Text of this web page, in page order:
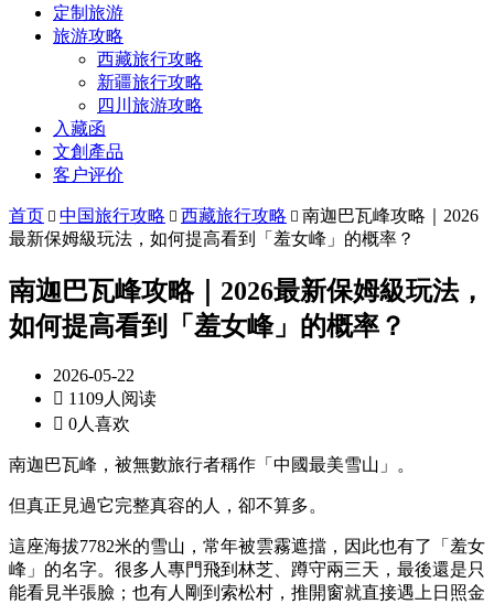
定制旅游
旅游攻略
西藏旅行攻略
新疆旅行攻略
四川旅游攻略
入藏函
文創產品
客户评价
首页  中国旅行攻略  西藏旅行攻略  南迦巴瓦峰攻略｜2026
最新保姆級玩法，如何提高看到「羞女峰」的概率？
南迦巴瓦峰攻略｜2026最新保姆級玩法，
如何提高看到「羞女峰」的概率？
2026-05-22
 1109人阅读
 0人喜欢
南迦巴瓦峰，被無數旅行者稱作「中國最美雪山」。
但真正見過它完整真容的人，卻不算多。
這座海拔7782米的雪山，常年被雲霧遮擋，因此也有了「羞女
峰」的名字。很多人專門飛到林芝、蹲守兩三天，最後還是只
能看見半張臉；也有人剛到索松村，推開窗就直接遇上日照金